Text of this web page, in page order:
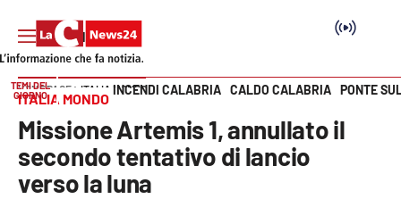
Cronaca
Vai
TEMI DEL
GIORNO
INCENDI CALABRIA CALDO CALABRIA PONTE
HOME PAGE ITALIA MONDO
ITALIA MONDO
Missione Artemis 1, annullato il
secondo tentativo di lancio
verso la luna